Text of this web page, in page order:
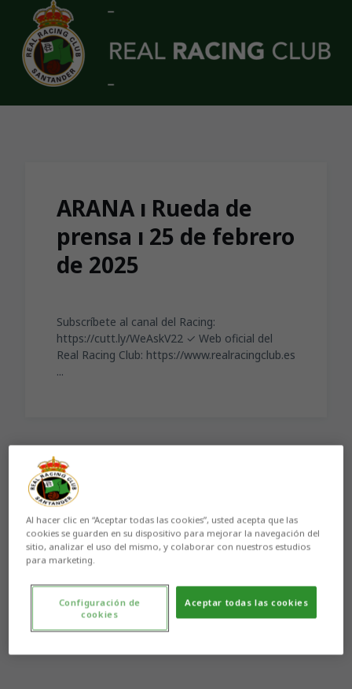
Skip to main content
ARANA ı Rueda de
prensa ı 25 de febrero
de 2025
Subscríbete al canal del Racing:
https://cutt.ly/WeAskV22 ✓ Web oficial del
Real Racing Club: https://www.realracingclub.es
...
Aún no hay reacciones. ¡Sé el primero!
Al hacer clic en “Aceptar todas las cookies”, usted acepta que las
cookies se guarden en su dispositivo para mejorar la navegación del
sitio, analizar el uso del mismo, y colaborar con nuestros estudios
para marketing.
Aceptar todas las cookies
Configuración de
cookies